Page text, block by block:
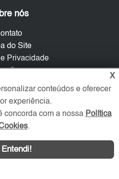
nós
do Site
Privacidade
Conosco
Sociais
X
conteúdos e oferecer
experiência.
concorda com a nossa Política
.